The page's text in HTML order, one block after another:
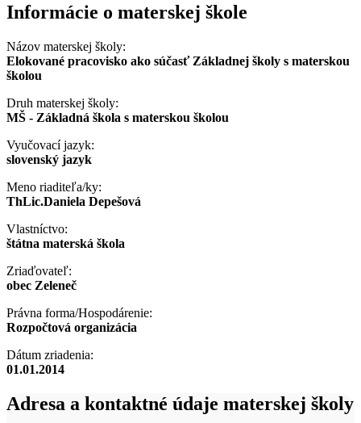
Informácie o materskej škole
Názov materskej školy:
Elokované pracovisko ako súčasť Základnej školy s materskou
školou
Druh materskej školy:
MŠ - Základná škola s materskou školou
Vyučovací jazyk:
slovenský jazyk
Meno riaditeľa/ky:
ThLic.Daniela Depešová
Vlastníctvo:
štátna materská škola
Zriaďovateľ:
obec Zeleneč
Právna forma/Hospodárenie:
Rozpočtová organizácia
Dátum zriadenia:
01.01.2014
Adresa a kontaktné údaje materskej školy